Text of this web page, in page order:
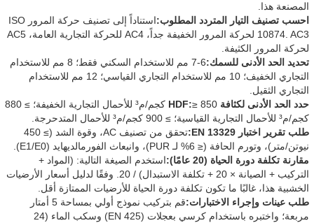
المصنعة هذا.
احسب تصنيف التيار المتردد المطلوب:
استناداً إلى تصنيف حركة المرور ISO
10874. AC3 لحركة المرور الخفيفة جداً، AC4 للحركة التجارية العامة، AC5
لحركة المرور الكثيفة.
تحديد الحد الأدنى للسمك:
6-7 مم للاستخدام السكني فقط؛ 8 مم للاستخدام
التجاري الخفيف؛ 10 مم للاستخدام التجاري القياسي؛ 12 مم للاستخدام
التجاري الثقيل.
حدد الحد الأدنى لكثافة HDF:
≥ 850 كجم/م³ للأحمال التجارية الخفيفة؛ ≥ 880
كجم/م³ للأحمال التجارية القياسية؛ ≥ 900 كجم/م³ للأحمال المتدحرجة.
طلب تقرير اختبار EN 13329:
تحقق من تصنيف AC، وقوة الشد (≥ 450
نيوتن/متر)، وتورم الحافة (≤ 6% لـ PUR)، وانبعاث الفورمالديهايد (E1/E0).
مقارنة تكلفة دورة الحياة (20 عامًا):
استخدم الصيغة التالية: (المواد +
التركيب + الصيانة × 20 + تكلفة الاستبدال) / 20. وفقًا لدليل أسعار الأرضيات
الخشبية هذا، غالبًا ما تكون تكلفة دورة الحياة للأرضيات الممتازة أقل.
طلب عينات وإجراء الاختبارات:
قم بتركيب نموذج أولي بمساحة 5 أمتار
مربعة؛ واختبره باستخدام كرسي بعجلات (EN 425) وسكب الماء (24